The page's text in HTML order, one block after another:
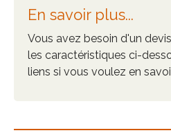
En savoir plus...
Vous avez besoin d'un
les caractéristiques ci-
liens si vous voulez en